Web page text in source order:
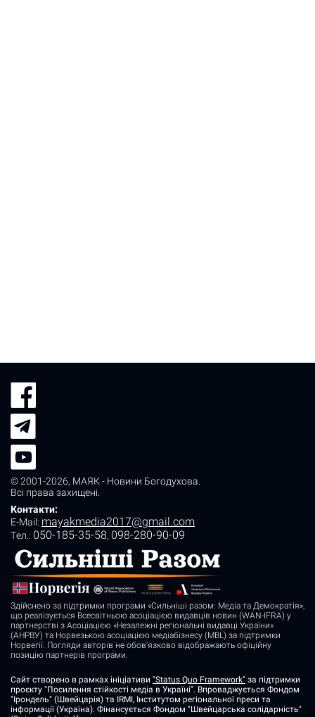
© 2001-2026, МАЯК - Новини Богодухова.
Всі права захищені.
Контакти:
E-Mail: mayakmedia2017@gmail.com
Tел.: 050-185-35-58, 098-280-90-09
Здійснено за підтримки програми «Сильніші разом: Медіа та Демократія»,
що реалізується Всесвітньою асоціацією видавців новин (WAN-IFRA) у
партнерстві з Асоціацією «Незалежні регіональні видавці України»
(АНРВУ) та Норвезькою асоціацією медіабізнесу (MBL) за підтримки
Норвегії. Погляди авторів не обов’язково відображають офіційну
позицію партнерів програми.
Сайт створено в рамках ініціативи "Status Quo Framework" за підтримки
проєкту "Посилення стійкості медіа в Україні". Впроваджується Фондом
"Ірондель" (Швейцарія) та IRMI, Інститутом регіональної преси та
інформації (Україна). Фінансується Фондом "Швейцарська солідарність"